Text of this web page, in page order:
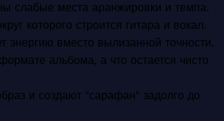
слабые места аранжировки и темпа.
которого строится гитара и вокал.
энергию вместо вылизанной точности.
альбома, а что остается чисто
и создают "сарафан" задолго до